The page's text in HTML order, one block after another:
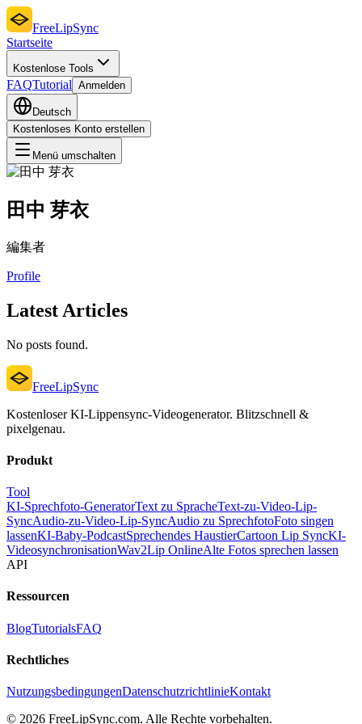
FreeLipSync
Startseite
Kostenlose Tools
FAQTutorial Anmelden
Deutsch
Kostenloses Konto erstellen
Menü umschalten
田中 芽衣
編集者
Profile
Latest Articles
No posts found.
FreeLipSync
Kostenloser KI-Lippensync-Videogenerator. Blitzschnell &
pixelgenau.
Produkt
Tool
KI-Sprechfoto-GeneratorText zu SpracheText-zu-Video-Lip-
SyncAudio-zu-Video-Lip-SyncAudio zu SprechfotoFoto singen
lassenKI-Baby-PodcastSprechendes HaustierCartoon Lip SyncKI-
VideosynchronisationWav2Lip OnlineAlte Fotos sprechen lassen
API
Ressourcen
BlogTutorialsFAQ
Rechtliches
NutzungsbedingungenDatenschutzrichtlinieKontakt
© 2026 FreeLipSync.com. Alle Rechte vorbehalten.